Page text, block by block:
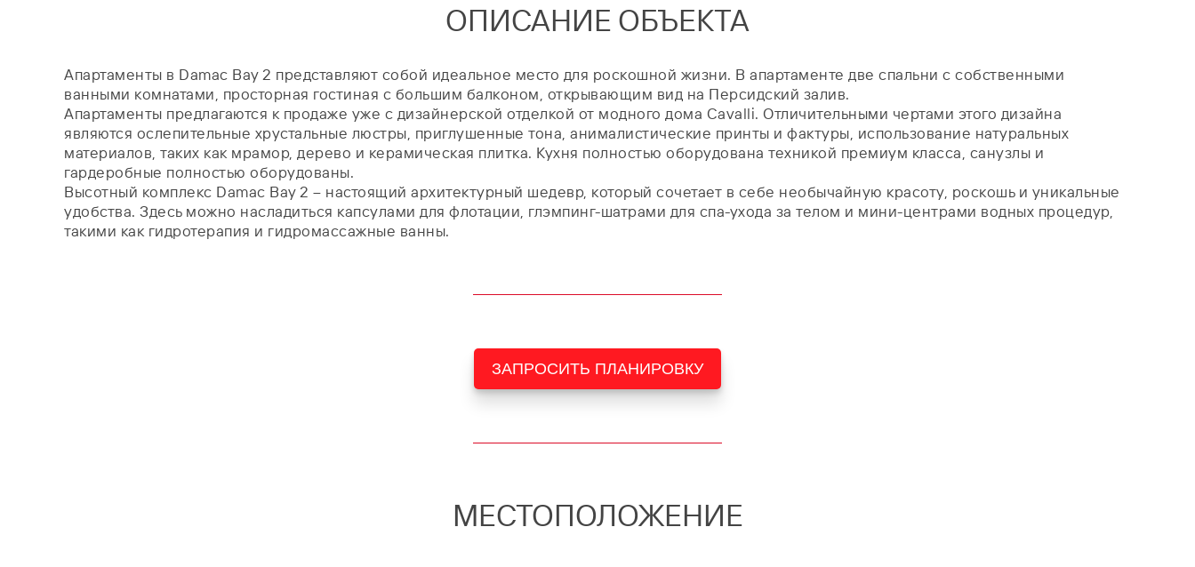
ОПИСАНИЕ ОБЪЕКТА
Апартаменты в Damac Bay 2 представляют собой идеальное место для роскошной жизни. В апартаменте две спальни с собственными
ванными комнатами, просторная гостиная с большим балконом, открывающим вид на Персидский залив.
Апартаменты предлагаются к продаже уже с дизайнерской отделкой от модного дома Cavalli. Отличительными чертами этого дизайна
являются ослепительные хрустальные люстры, приглушенные тона, анималистические принты и фактуры, использование натуральных
материалов, таких как мрамор, дерево и керамическая плитка. Кухня полностью оборудована техникой премиум класса, санузлы и
гардеробные полностью оборудованы.
Высотный комплекс Damac Bay 2 – настоящий архитектурный шедевр, который сочетает в себе необычайную красоту, роскошь и уникальные
удобства. Здесь можно насладиться капсулами для флотации, глэмпинг-шатрами для спа-ухода за телом и мини-центрами водных процедур,
такими как гидротерапия и гидромассажные ванны.
ЗАПРОСИТЬ ПЛАНИРОВКУ
МЕСТОПОЛОЖЕНИЕ